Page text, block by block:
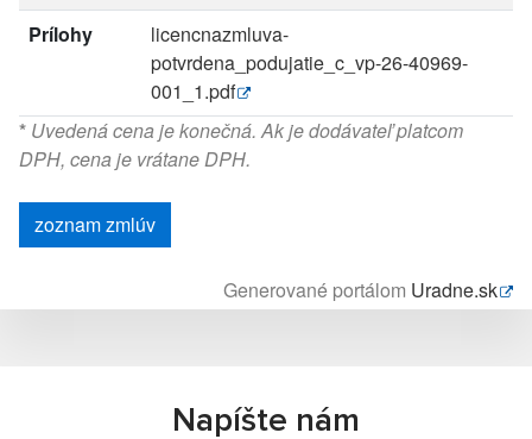
Prílohy
licencnazmluva-
potvrdena_podujatie_c_vp-26-40969-
001_1.pdf
* Uvedená cena je konečná. Ak je dodávateľ platcom
DPH, cena je vrátane DPH.
zoznam zmlúv
Generované portálom Uradne.sk
Napíšte nám